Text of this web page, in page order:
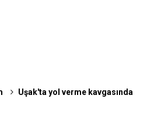
Uşak'ta yol verme kavgasında